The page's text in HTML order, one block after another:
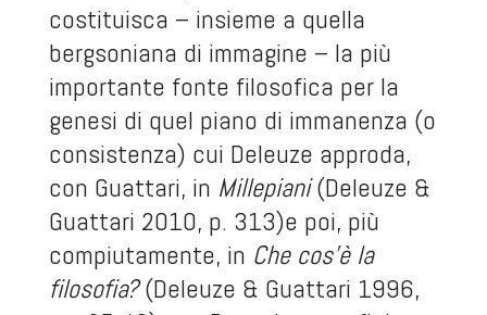
costituisca – insieme a quella
bergsoniana di immagine – la più
importante fonte filosofica per la
genesi di quel piano di immanenza (o
consistenza) cui Deleuze approda,
con Guattari, in Millepiani(Deleuze &
Guattari 2010, p. 313)e poi, più
compiutamente, in Che cos’è la
filosofia?(Deleuze & Guattari 1996,